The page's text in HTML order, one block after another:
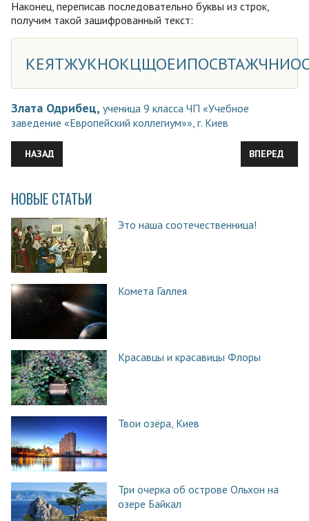
Наконец, переписав последовательно буквы из строк,
получим такой зашифрованный текст:
Злата Одрибец, ученица 9 класса ЧП «Учебное
заведение «Европейский коллегиум»», г. Киев
ПРЕДЫДУЩИЙ: МЫ НЕ ЛЕВЫЕ И НЕ ПРАВЫЕ: МЫ – ВАЛЕНКИ!
НАЗАД ВПЕРЕД
НОВЫЕ СТАТЬИ
Это наша соотечественница!
Комета Галлея
Красавцы и красавицы Флоры
Твои озёра, Киев
Три очерка об острове Ольхон на
озере Байкал